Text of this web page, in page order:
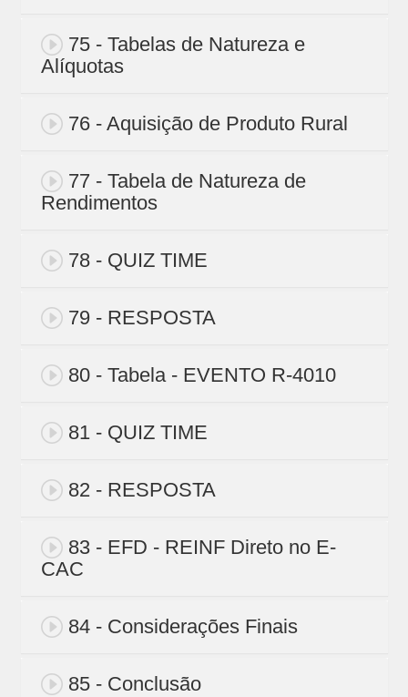
75 - Tabelas de Natureza e
Alíquotas
76 - Aquisição de Produto Rural
77 - Tabela de Natureza de
Rendimentos
78 - QUIZ TIME
79 - RESPOSTA
80 - Tabela - EVENTO R-4010
81 - QUIZ TIME
82 - RESPOSTA
83 - EFD - REINF Direto no E-
CAC
84 - Considerações Finais
85 - Conclusão